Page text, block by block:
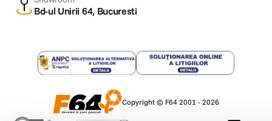
Bd-ul Unirii 64, Bucuresti
Copyright © F64 2001 - 2026